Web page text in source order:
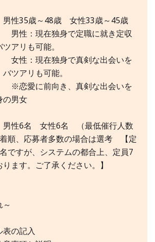
男性35歳～48歳 女性33歳～45歳
独身で定職に就き定収
アリも可能。
独身で真剣な出会いを
ツアリも可能。
向き、真剣な出会いを
の男女
6名 女性6名 （最低催行人数
、応募者多数の場合は選考 【定
ですが、システムの都合上、定員7
ます。ご了承ください。】
～
の記入